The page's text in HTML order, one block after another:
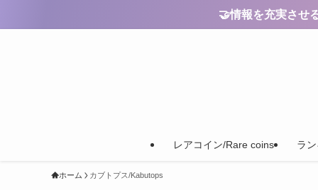
🤝情報を充実させ
レアコイン/Rare coins ラ
ホーム カブトプス/Kabutops